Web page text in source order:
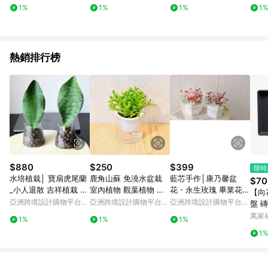
1% 1% 1% 1%
熱銷排行榜
$880
水培植栽│ 寶扇虎尾蘭
_小人退散 吉祥植栽 室
內植物 辦公室盆栽
亞洲跨境設計購物平台
1%
$250
鹿角山蘇 免澆水盆栽
室內植物 觀葉植物 禮
物 辦公室小物
亞洲跨境設計購物平台
1%
$399
藍芯手作│康乃馨盆
花・永生玫瑰 畢業花束
生日禮物 母親節禮盒
亞洲跨境設計購物平台
1%
限
$70
【
盤
萬家
1%